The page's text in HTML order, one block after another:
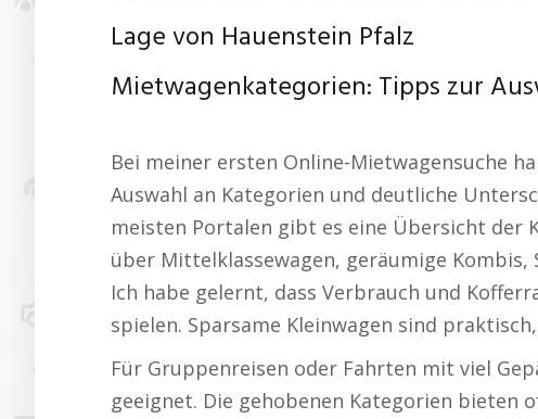
Lage von Hauenstein Pfalz
Mietwagenkategorien: Tipps zur
Bei meiner ersten Online-Mietwagensuche
Auswahl an Kategorien und deutliche
meisten Portalen gibt es eine Übersicht der
über Mittelklassewagen, geräumige Kombis,
Ich habe gelernt, dass Verbrauch und
spielen. Sparsame Kleinwagen sind
Für Gruppenreisen oder Fahrten mit viel
geeignet. Die gehobenen Kategorien bieten